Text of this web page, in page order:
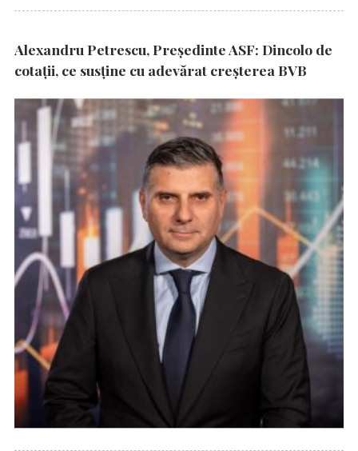
Alexandru Petrescu, Președinte ASF: Dincolo de
cotații, ce susține cu adevărat creșterea BVB